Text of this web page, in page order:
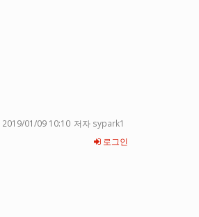
2019/01/09 10:10 저자 sypark1
로그인